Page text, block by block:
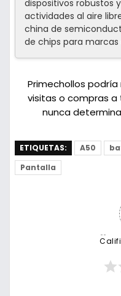
dispositivos robustos
actividades al aire
china de
de chips para
Primechollos
visitas o compras a
nunca
ETIQUETAS: A50
Pantalla